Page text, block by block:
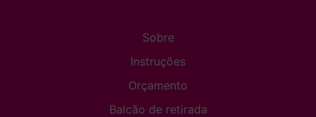
Sobre
Instruções
Orçamento
Balcão de retirada